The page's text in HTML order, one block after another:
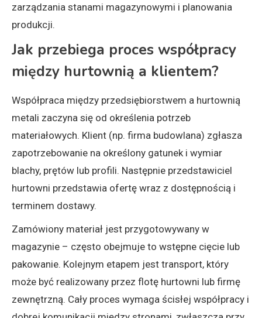
zarządzania stanami magazynowymi i planowania
produkcji.
Jak przebiega proces współpracy
między hurtownią a klientem?
Współpraca między przedsiębiorstwem a hurtownią
metali zaczyna się od określenia potrzeb
materiałowych. Klient (np. firma budowlana) zgłasza
zapotrzebowanie na określony gatunek i wymiar
blachy, prętów lub profili. Następnie przedstawiciel
hurtowni przedstawia ofertę wraz z dostępnością i
terminem dostawy.
Zamówiony materiał jest przygotowywany w
magazynie – często obejmuje to wstępne cięcie lub
pakowanie. Kolejnym etapem jest transport, który
może być realizowany przez flotę hurtowni lub firmę
zewnętrzną. Cały proces wymaga ścisłej współpracy i